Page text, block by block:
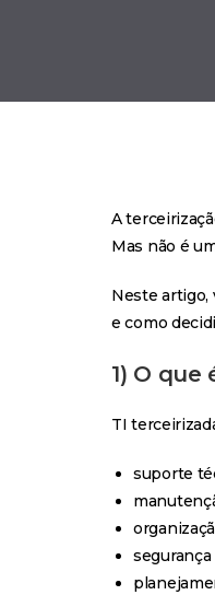
A
Mas não é
Neste artigo,
e como
1) O que
TI
suporte
segurança